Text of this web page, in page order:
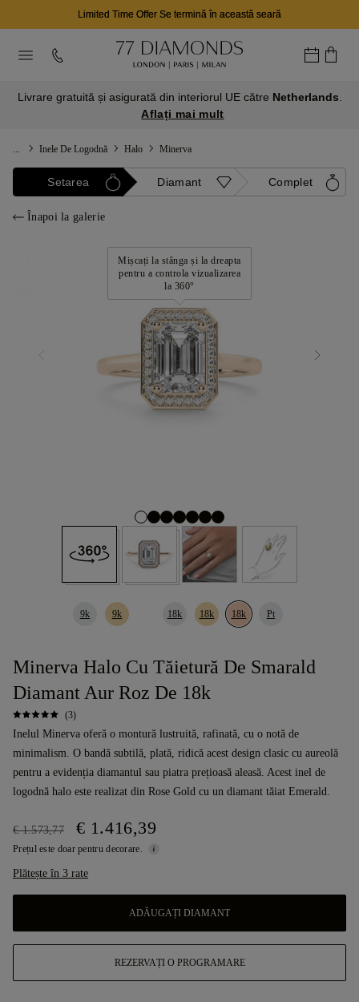
Limited Time Offer Se termină în această seară
Livrare gratuită și asigurată din interiorul UE către Netherlands
Aflați mai mult
Inele De Logodnă Halo Minerva
Setarea Diamant Complet
Înapoi la galerie
Mișcați la stânga și la dreapta
pentru a controla vizualizarea
la 360°
9k 9k 18k 18k 18k Pt
Minerva Halo Cu Tăietură De Smarald
Diamant Aur Roz De 18k
(3)
Inelul Minerva oferă o montură lustruită, rafinată, cu o notă de
minimalism. O bandă subtilă, plată, ridică acest design clasic cu aureolă
pentru a evidenția diamantul sau piatra prețioasă aleasă. Acest inel de
logodnă halo este realizat din Rose Gold cu un diamant tăiat Emerald.
€ 1.573,77 € 1.416,39
Prețul este doar pentru decorare.
Plătește în 3 rate
ADĂUGAȚI DIAMANT
REZERVAȚI O PROGRAMARE